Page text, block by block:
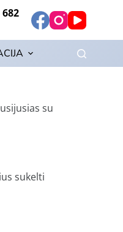
su
sukelti